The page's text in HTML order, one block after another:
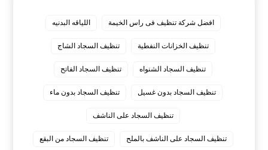
افضل شركة تنظيف فى راس الخيمة اللياقه البدنيه
تنظيف الخزانات النفطية تنظيف السجاد الشاج
تنظيف السجاد الشنواه تنظيف السجاد الفاتح
تنظيف السجاد بدون غسيل تنظيف السجاد بدون ماء
تنظيف السجاد على الناشف
تنظيف السجاد على الناشف بالملح تنظيف السجاد من البقع